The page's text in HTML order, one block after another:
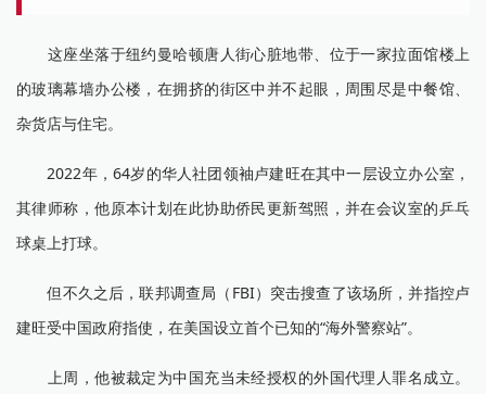
这座坐落于纽约曼哈顿唐人街心脏地带、位于一家拉面馆楼上
的玻璃幕墙办公楼，在拥挤的街区中并不起眼，周围尽是中餐馆、
杂货店与住宅。
2022年，64岁的华人社团领袖卢建旺在其中一层设立办公室，
其律师称，他原本计划在此协助侨民更新驾照，并在会议室的乒乓
球桌上打球。
但不久之后，联邦调查局（FBI）突击搜查了该场所，并指控卢
建旺受中国政府指使，在美国设立首个已知的“海外警察站”。
上周，他被裁定为中国充当未经授权的外国代理人罪名成立。